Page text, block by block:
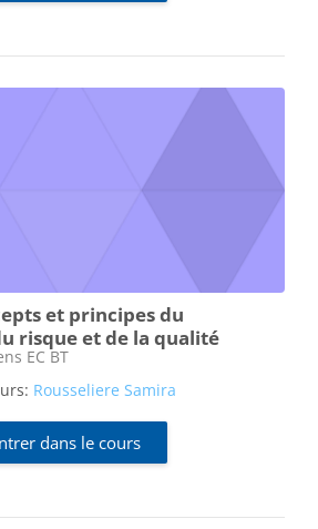
et principes du
risque et de la qualité
EC BT
Rousseliere Samira
dans le cours